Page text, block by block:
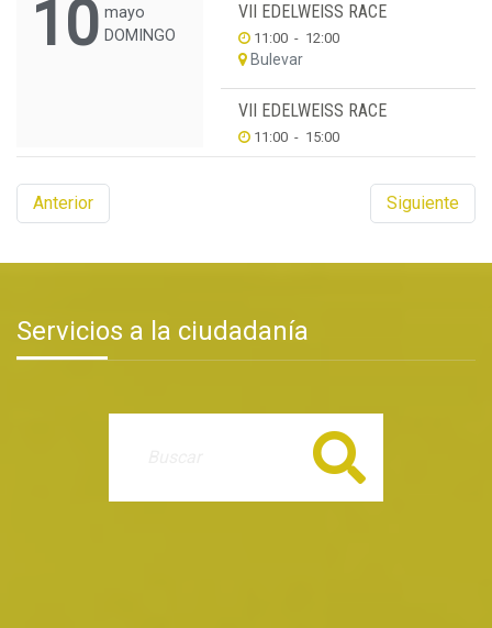
10 mayo
DOMINGO
VII EDELWEISS RACE
11:00 - 12:00
Bulevar
VII EDELWEISS RACE
11:00 - 15:00
Anterior Siguiente
Servicios a la ciudadanía
Buscar